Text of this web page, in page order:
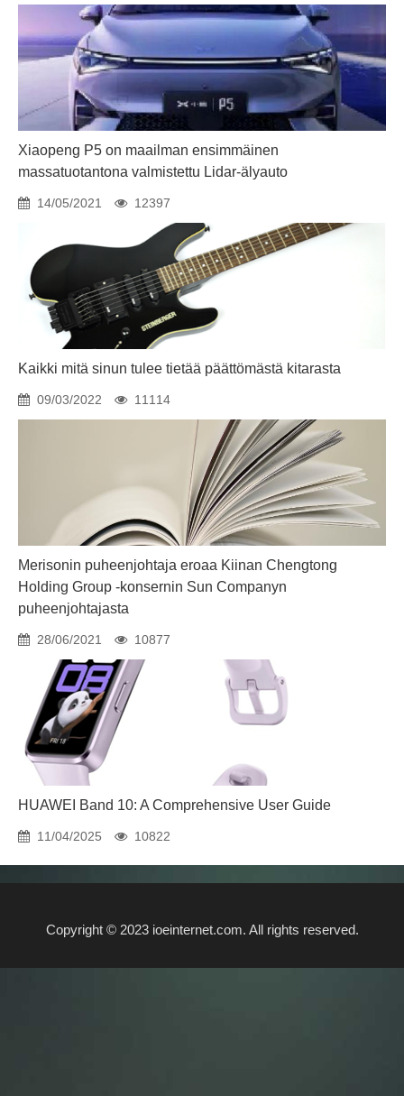
Xiaopeng P5 on maailman ensimmäinen
massatuotantona valmistettu Lidar-älyauto
14/05/2021 12397
Kaikki mitä sinun tulee tietää päättömästä kitarasta
09/03/2022 11114
Merisonin puheenjohtaja eroaa Kiinan Chengtong
Holding Group -konsernin Sun Companyn
puheenjohtajasta
28/06/2021 10877
HUAWEI Band 10: A Comprehensive User Guide
11/04/2025 10822
Copyright © 2023 ioeinternet.com. All rights reserved.